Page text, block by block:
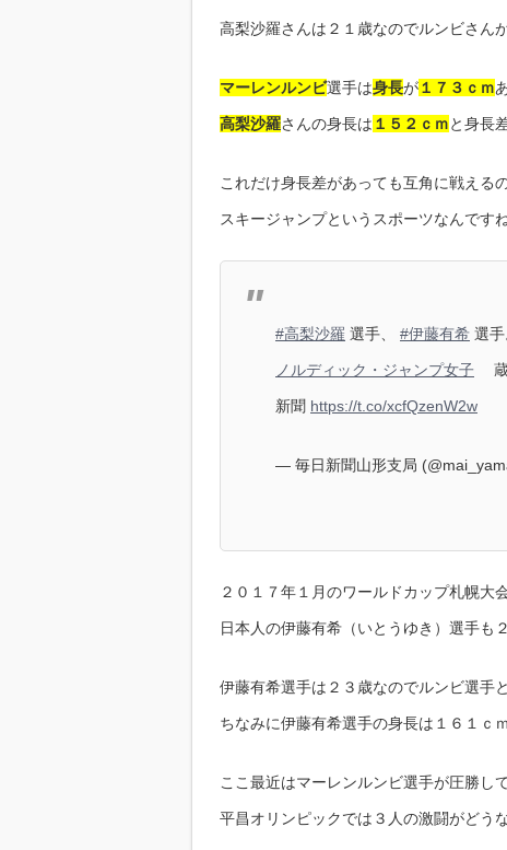
高梨沙羅さんは２１歳なのでルンビさん
マーレンルンビ選手は身長が１７３ｃｍ
高梨沙羅さんの身長は １５２ｃｍと身長
これだけ身長差があっても互角に戦える
スキージャンプというスポーツなんです
#高梨沙羅 選手、 #伊藤有希 選手
ノルディック・ジャンプ女子 蔵
新聞 https://t.co/xcfQzenW2w
— 毎日新聞山形支局
２０１７年１月のワールドカップ札幌大
日本人の伊藤有希（いとうゆき）選手も
伊藤有希選手は２３歳なのでルンビ選手
ちなみに伊藤有希選手の身長は１６１ｃｍ
ここ最近はマーレンルンビ選手が圧勝し
平昌オリンピックでは３人の激闘がどう